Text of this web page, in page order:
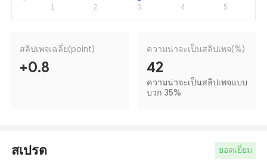
สลิปเพจเฉลี่ย(point)
+0.8
ความน่าจะเป็นสลิปเพจ(%)
42
ความน่าจะเป็นสลิปเพจแบบ
บวก 35%
สเปรด ยอดเยี่ยม